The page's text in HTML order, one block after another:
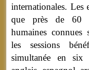
internationales. Les
que près de 60
humaines connues
les sessions
simultanée en six